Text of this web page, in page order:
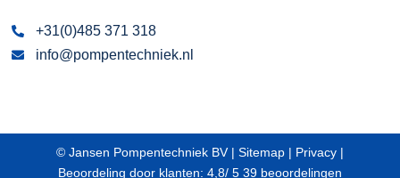
+31(0)485 371 318
info@pompentechniek.nl
© Jansen Pompentechniek BV | Sitemap | Privacy |
Beoordeling door klanten: 4,8/ 5 39 beoordelingen